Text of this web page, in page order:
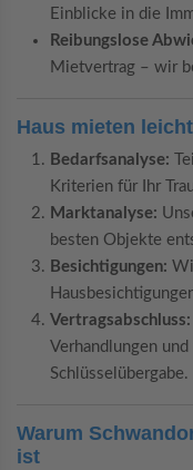
Einblicke in die
Reibungslose
Mietvertrag – wir
Haus mieten
Bedarfsanalyse:
Kriterien für Ihr
Marktanalyse:
besten Objekte
Besichtigungen:
Vertragsabschluss:
Verhandlungen
Schlüsselübergabe.
Warum
ist